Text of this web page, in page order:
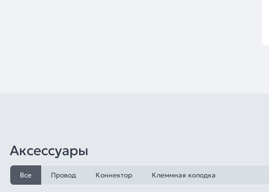
Аксессуары
Все Провод Коннектор Клеммная колодка